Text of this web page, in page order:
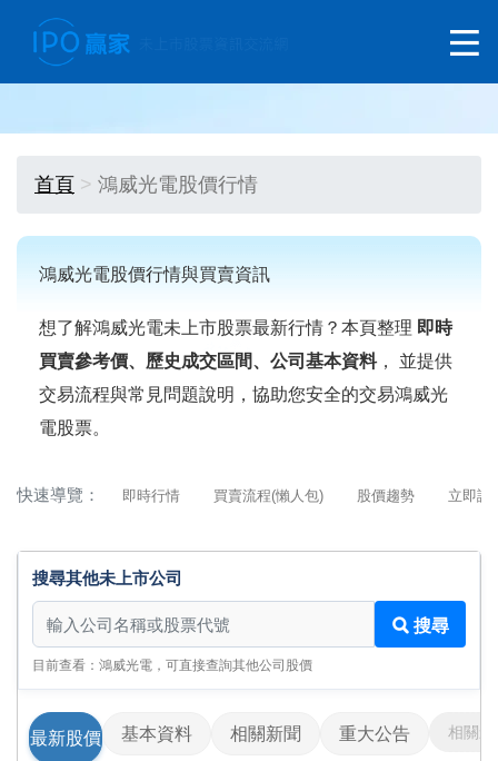
首頁 鴻威光電股價行情
鴻威光電股價行情與買賣資訊
想了解鴻威光電未上市股票最新行情？本頁整理 即時
買賣參考價、歷史成交區間、公司基本資料， 並提供
交易流程與常見問題說明，協助您安全的交易鴻威光
電股票。
快速導覽： 即時行情 買賣流程(懶人包) 股價趨勢 立即詢
搜尋其他未上市公司
搜尋其他未上市公司
搜尋
目前查看：鴻威光電，可直接查詢其他公司股價
最新股價 基本資料 相關新聞 重大公告 相關影